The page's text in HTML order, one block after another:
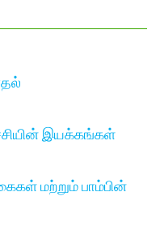
இயக்கங்கள்
மற்றும் பாம்பின்